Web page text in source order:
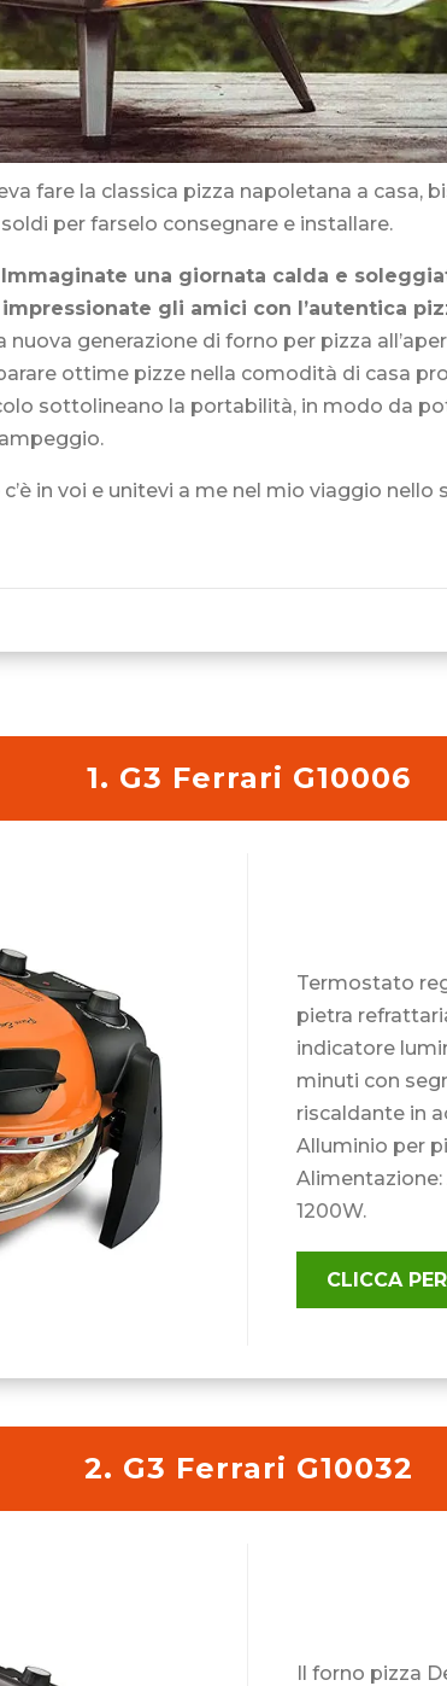
fare la classica pizza napoletana a casa,
per farselo consegnare e installare.
Immaginate una giornata calda e
gli amici con l’autentica
nuova generazione di forno per pizza
ottime pizze nella comodità di casa
sottolineano la portabilità, in modo da
in voi e unitevi a me nel mio viaggio
1. G3 Ferrari G10006
Termostato
pietra
indicatore
minuti con
riscaldante in
Alluminio per
Alimentazione:
1200W.
CLICCA
2. G3 Ferrari G10032
Il forno pizza